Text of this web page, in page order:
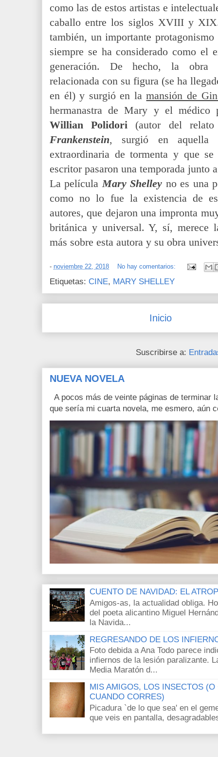
como las de estos artistas e
caballo entre los siglos XVIII y
también, un importante
siempre se ha considerado como el
generación. De hecho, la obra
relacionada con su figura (se ha
en él) y surgió en lamansión de
hermanastra de Mary y el médico
Willian Polidori (autor del
Frankenstein, surgió en aquella
extraordinaria de tormenta y que
escritor pasaron una temporada junto
La películaMary Shelley no es una
como no lo fue la existencia de
autores, que dejaron una impronta
británica y universal. Y, sí, merece
más sobre esta autora y su obra
- noviembre 22, 2018 No hay comentarios:
Etiquetas: CINE, MARY SHELLEY
Inicio
Suscribirse a:
NUEVA NOVELA
A pocos más de veinte páginas de terminar
que sería mi cuarta novela, me esmero, aún
CUENTO DE NAVIDAD: EL
Amigos-as, la actualidad obliga.
del poeta alicantino Miguel
la Navida...
REGRESANDO DE LOS
Foto debida a Ana Todo parece
infiernos de la lesión paralizante.
Media Maratón d...
MIS AMIGOS, LOS INSECTOS
CUANDO CORRES)
Picadura `de lo que sea' en el
que veis en pantalla,